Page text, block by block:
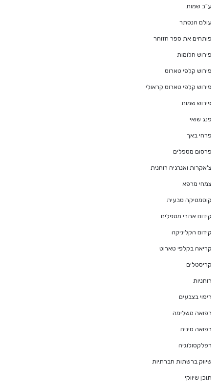
ע"ב שמות
עולם הנסתר
פותחים את ספר הזוהר
פירוש חלומות
פירוש קלפי טארוט
פירוש קלפי טארוט קראולי
פירוש שמות
פנג שואי
פרחי באך
פרסום מטפלים
צ'אקרות ואנרגיה רוחנית
צמחי מרפא
קוסמטיקה טבעית
קידום אתרי מטפלים
קידום הקליניקה
קריאה בקלפי טארוט
קריסטלים
רוחניות
ריפוי בצבעים
רפואה משלימה
רפואה סינית
רפלקסולוגיה
שיווק ברשתות חברתיות
תוכן שיווקי